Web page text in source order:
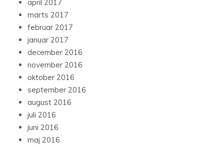
april 2017
marts 2017
februar 2017
januar 2017
december 2016
november 2016
oktober 2016
september 2016
august 2016
juli 2016
juni 2016
maj 2016